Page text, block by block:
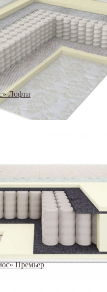
Лофти
Премьер